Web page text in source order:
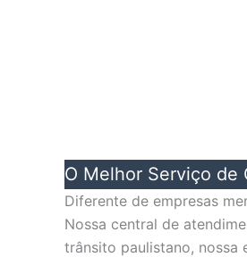
O Melhor Serviço de
Diferente de empresas
Nossa central de
trânsito paulistano, nossa